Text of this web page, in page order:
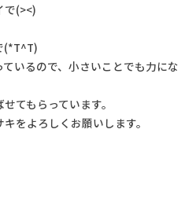
で(><)
(*T^T)
いるので、小さいことでも力にな
てもらっています。
をよろしくお願いします。